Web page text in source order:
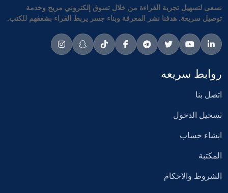
نسعى لتسهيل تجربة القراءة من خلال تسوق إلكتروني مريح وخدمة
توصيل سريعة. هدفنا نشر المعرفة وبناء جسر يربط القراء بشغفهم للكتب.
روابط سريعه
اتصل بنا
تسجيل الدخول
انشاء حساب
المكتبة
الشروط والاحكام